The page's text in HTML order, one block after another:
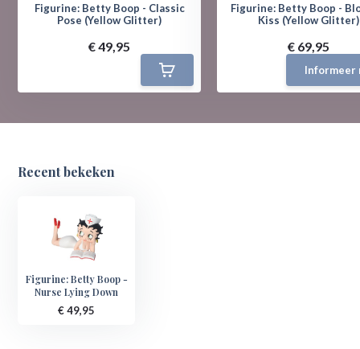
Figurine: Betty Boop - Classic
Pose (Yellow Glitter)
€ 49,95
Figurine: Betty Boop -
Kiss (Yellow Glitter)
€ 69,95
Informeer
Recent bekeken
Figurine: Betty Boop -
Nurse Lying Down
€ 49,95